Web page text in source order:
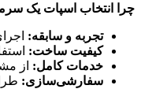
چرا انتخاب اسپات یک
تجربه و سابقه:
کیفیت ساخت:
خدمات کامل: از
سفارشی‌سازی: